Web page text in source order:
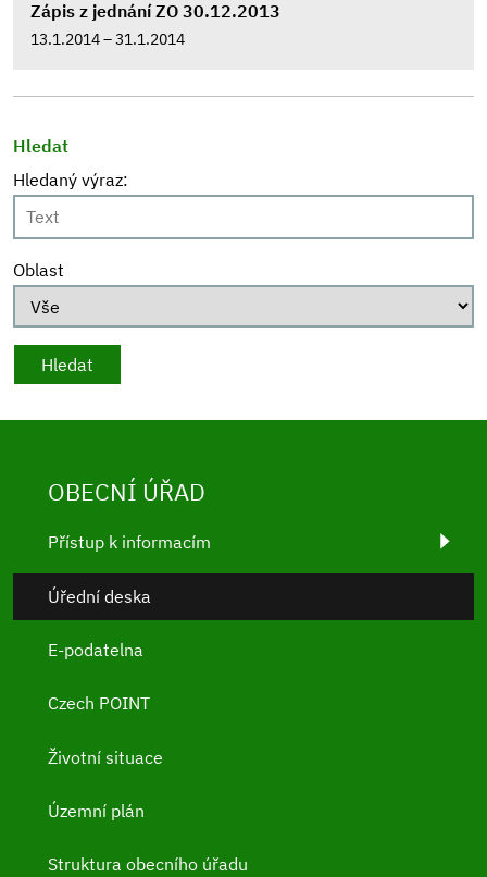
Zápis z jednání ZO 30.12.2013
13.1.2014 – 31.1.2014
Hledat
Hledaný výraz:
Oblast
OBECNÍ ÚŘAD
Přístup k informacím
Úřední deska
E-podatelna
Czech POINT
Životní situace
Územní plán
Struktura obecního úřadu